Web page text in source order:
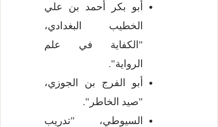
أبو بكر أحمد بن علي
الخطيب البغدادي،
"الكفاية في علم
الرواية".
أبو الفرج بن الجوزي،
"صيد الخاطر".
السيوطي، "تدريب